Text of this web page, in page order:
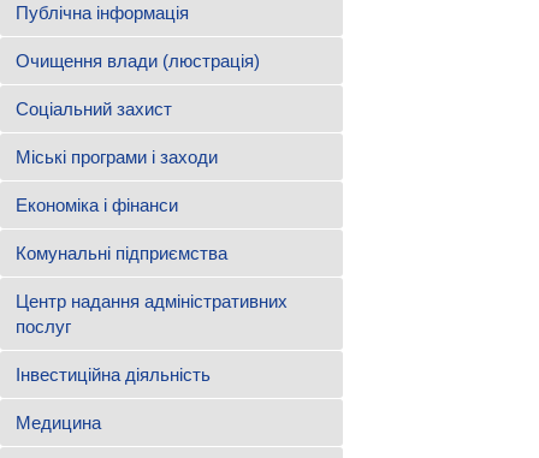
Публічна інформація
Очищення влади (люстрація)
Соціальний захист
Міські програми і заходи
Економіка і фінанси
Комунальні підприємства
Центр надання адміністративних
послуг
Інвестиційна діяльність
Медицина